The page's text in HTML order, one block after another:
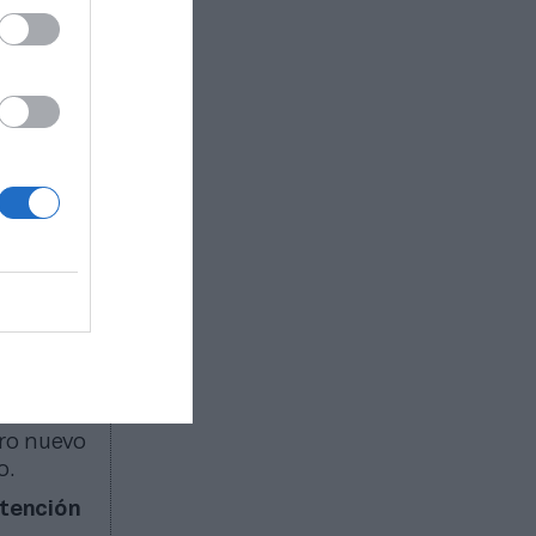
los
y,
que
nuevo